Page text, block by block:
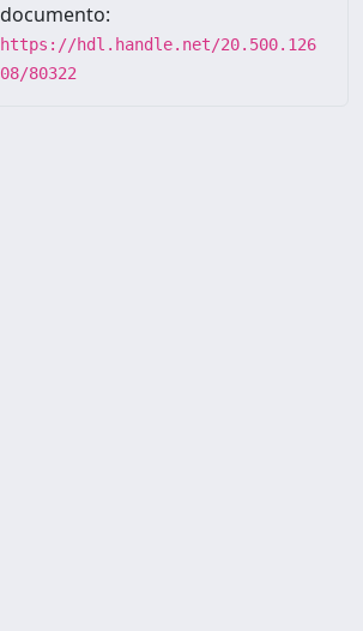
documento:
https://hdl.handle.net/20.500.126
08/80322